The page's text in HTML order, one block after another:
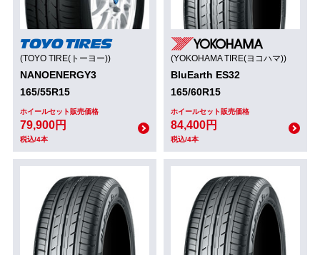
(TOYO TIRE(トーヨー))
NANOENERGY3
165/55R15
ホイールセット販売価格
79,900円
税込/4本
(YOKOHAMA TIRE(ヨコハマ))
BluEarth ES32
165/60R15
ホイールセット販売価格
84,400円
税込/4本